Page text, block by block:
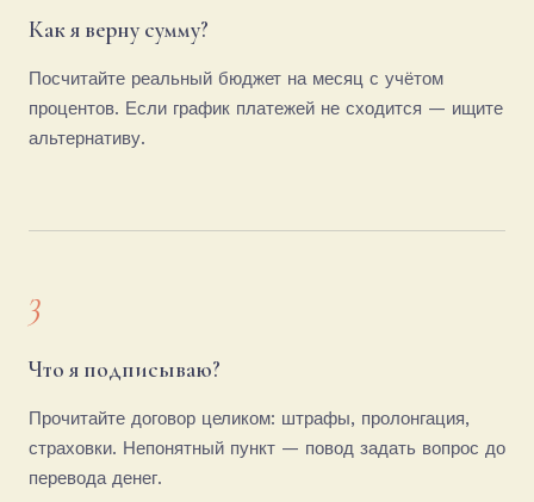
Как я верну сумму?
Посчитайте реальный бюджет на месяц с учётом
процентов. Если график платежей не сходится — ищите
альтернативу.
3
Что я подписываю?
Прочитайте договор целиком: штрафы, пролонгация,
страховки. Непонятный пункт — повод задать вопрос до
перевода денег.